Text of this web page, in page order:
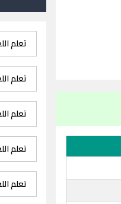
تعلم
تعلم
تعلم
تعلم
تعلم